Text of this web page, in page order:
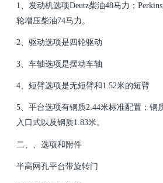
1、发动机选项Deutz柴油48马力；
轮增压柴油74马力。
2、驱动选项是四轮驱动
3、车轴选项是摆动车轴
4、短臂选项是无短臂和1.52米的短臂
5、平台选项有钢质2.44米标准配置；钢
入口式以及钢质1.83米。
二、、选项和附件
半高网孔平台带旋转门